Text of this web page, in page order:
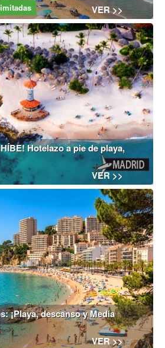
VER >>
Hotelazo a pie de playa,
VER >>
¡Playa, descanso y Media
VER >>